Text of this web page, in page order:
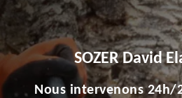
SOZER David
Nous intervenons 24h/